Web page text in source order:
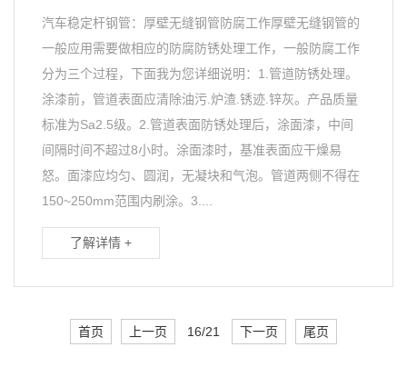
汽车稳定杆钢管：厚壁无缝钢管防腐工作厚壁无缝钢管的
一般应用需要做相应的防腐防锈处理工作，一般防腐工作
分为三个过程，下面我为您详细说明：1.管道防锈处理。
涂漆前，管道表面应清除油污.炉渣.锈迹.锌灰。产品质量
标准为Sa2.5级。2.管道表面防锈处理后，涂面漆，中间
间隔时间不超过8小时。涂面漆时，基准表面应干燥易
怒。面漆应均匀、圆润，无凝块和气泡。管道两侧不得在
150~250mm范围内刷涂。3....
了解详情 +
首页 上一页 16/21 下一页 尾页